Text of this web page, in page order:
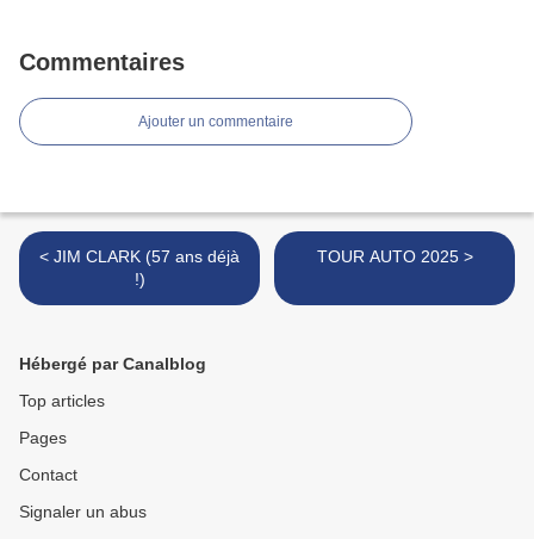
Commentaires
Ajouter un commentaire
< JIM CLARK (57 ans déjà
!)
TOUR AUTO 2025 >
Hébergé par Canalblog
Top articles
Pages
Contact
Signaler un abus